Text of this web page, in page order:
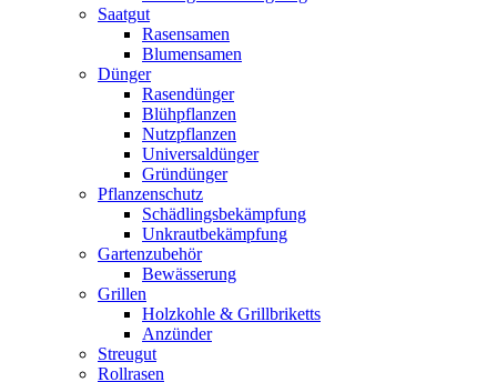
Saatgut
Rasensamen
Blumensamen
Dünger
Rasendünger
Blühpflanzen
Nutzpflanzen
Universaldünger
Gründünger
Pflanzenschutz
Schädlingsbekämpfung
Unkrautbekämpfung
Gartenzubehör
Bewässerung
Grillen
Holzkohle & Grillbriketts
Anzünder
Streugut
Rollrasen